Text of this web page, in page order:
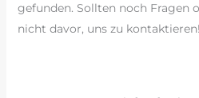
gefunden. Sollten noch Fragen
nicht davor, uns zu kontaktieren!